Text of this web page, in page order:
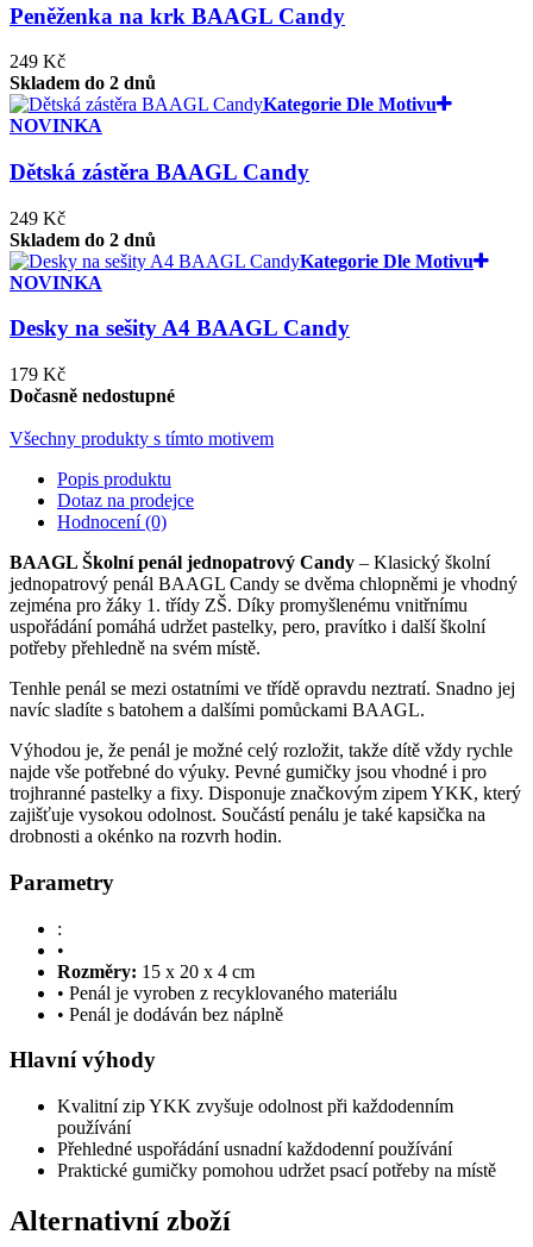
Peněženka na krk BAAGL Candy
249 Kč
Skladem do 2 dnů
Kategorie Dle Motivu
NOVINKA
Dětská zástěra BAAGL Candy
249 Kč
Skladem do 2 dnů
Kategorie Dle Motivu
NOVINKA
Desky na sešity A4 BAAGL Candy
179 Kč
Dočasně nedostupné
Všechny produkty s tímto motivem
Popis produktu
Dotaz na prodejce
Hodnocení (0)
BAAGL Školní penál jednopatrový Candy – Klasický školní
jednopatrový penál BAAGL Candy se dvěma chlopněmi je vhodný
zejména pro žáky 1. třídy ZŠ. Díky promyšlenému vnitřnímu
uspořádání pomáhá udržet pastelky, pero, pravítko i další školní
potřeby přehledně na svém místě.
Tenhle penál se mezi ostatními ve třídě opravdu neztratí. Snadno jej
navíc sladíte s batohem a dalšími pomůckami BAAGL.
Výhodou je, že penál je možné celý rozložit, takže dítě vždy rychle
najde vše potřebné do výuky. Pevné gumičky jsou vhodné i pro
trojhranné pastelky a fixy. Disponuje značkovým zipem YKK, který
zajišťuje vysokou odolnost. Součástí penálu je také kapsička na
drobnosti a okénko na rozvrh hodin.
Parametry
:
•
Rozměry: 15 x 20 x 4 cm
• Penál je vyroben z recyklovaného materiálu
• Penál je dodáván bez náplně
Hlavní výhody
Kvalitní zip YKK zvyšuje odolnost při každodenním
používání
Přehledné uspořádání usnadní každodenní používání
Praktické gumičky pomohou udržet psací potřeby na místě
Alternativní zboží